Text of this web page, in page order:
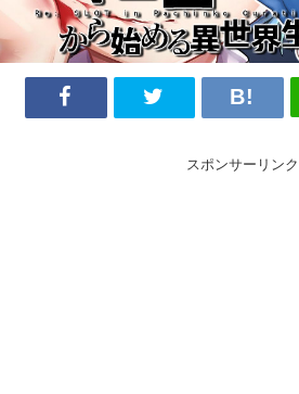
スポンサーリンク